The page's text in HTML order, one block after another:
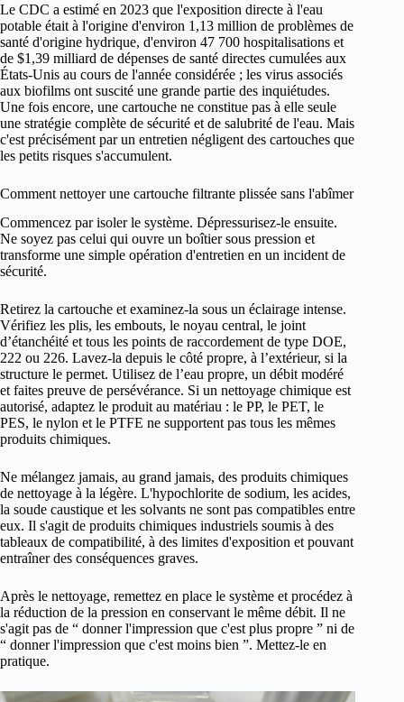
Le CDC a estimé en 2023 que l'exposition directe à l'eau
potable était à l'origine d'environ 1,13 million de problèmes de
santé d'origine hydrique, d'environ 47 700 hospitalisations et
de $1,39 milliard de dépenses de santé directes cumulées aux
États-Unis au cours de l'année considérée ; les virus associés
aux biofilms ont suscité une grande partie des inquiétudes.
Une fois encore, une cartouche ne constitue pas à elle seule
une stratégie complète de sécurité et de salubrité de l'eau. Mais
c'est précisément par un entretien négligent des cartouches que
les petits risques s'accumulent.
Comment nettoyer une cartouche filtrante plissée sans l'abîmer
Commencez par isoler le système. Dépressurisez-le ensuite.
Ne soyez pas celui qui ouvre un boîtier sous pression et
transforme une simple opération d'entretien en un incident de
sécurité.
Retirez la cartouche et examinez-la sous un éclairage intense.
Vérifiez les plis, les embouts, le noyau central, le joint
d’étanchéité et tous les points de raccordement de type DOE,
222 ou 226. Lavez-la depuis le côté propre, à l’extérieur, si la
structure le permet. Utilisez de l’eau propre, un débit modéré
et faites preuve de persévérance. Si un nettoyage chimique est
autorisé, adaptez le produit au matériau : le PP, le PET, le
PES, le nylon et le PTFE ne supportent pas tous les mêmes
produits chimiques.
Ne mélangez jamais, au grand jamais, des produits chimiques
de nettoyage à la légère. L'hypochlorite de sodium, les acides,
la soude caustique et les solvants ne sont pas compatibles entre
eux. Il s'agit de produits chimiques industriels soumis à des
tableaux de compatibilité, à des limites d'exposition et pouvant
entraîner des conséquences graves.
Après le nettoyage, remettez en place le système et procédez à
la réduction de la pression en conservant le même débit. Il ne
s'agit pas de “ donner l'impression que c'est plus propre ” ni de
“ donner l'impression que c'est moins bien ”. Mettez-le en
pratique.